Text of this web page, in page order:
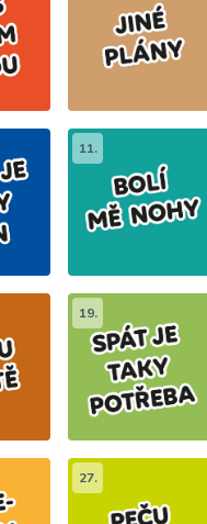
11.
19.
27.